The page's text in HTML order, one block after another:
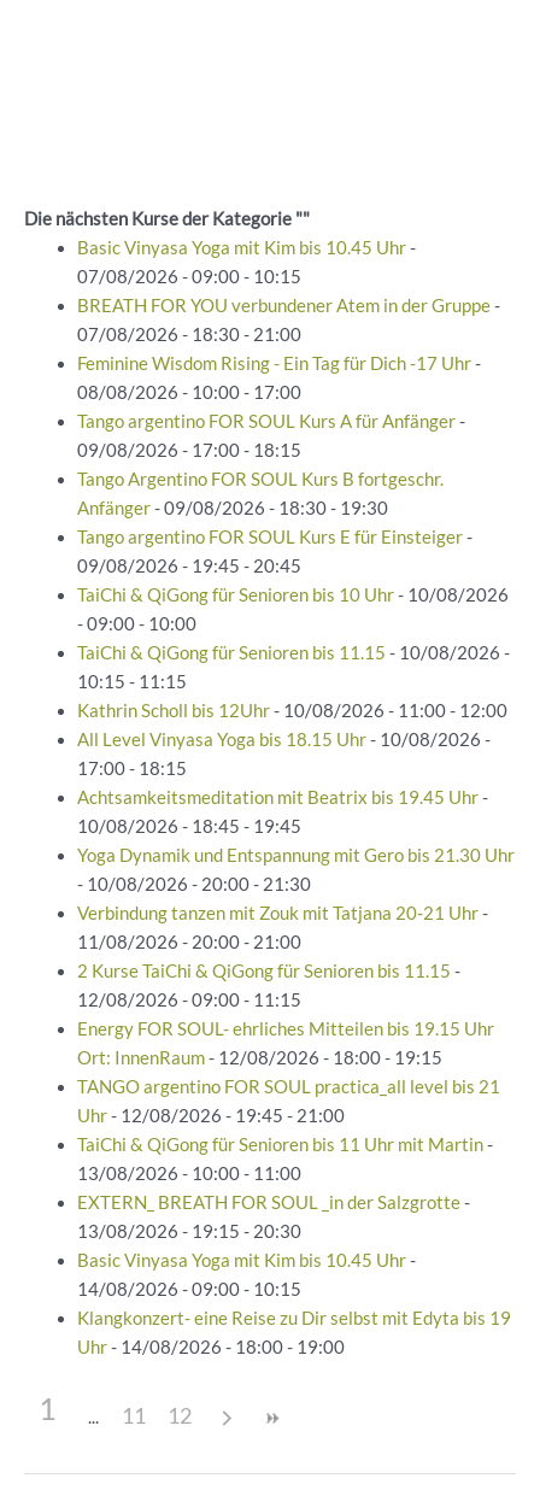
Die nächsten Kurse der Kategorie ""
Basic Vinyasa Yoga mit Kim bis 10.45 Uhr-
07/08/2026 - 09:00 - 10:15
BREATH FOR YOU verbundener Atem in der Gruppe-
07/08/2026 - 18:30 - 21:00
Feminine Wisdom Rising - Ein Tag für Dich -17 Uhr-
08/08/2026 - 10:00 - 17:00
Tango argentino FOR SOUL Kurs A für Anfänger-
09/08/2026 - 17:00 - 18:15
Tango Argentino FOR SOUL Kurs B fortgeschr.
Anfänger- 09/08/2026 - 18:30 - 19:30
Tango argentino FOR SOUL Kurs E für Einsteiger-
09/08/2026 - 19:45 - 20:45
TaiChi & QiGong für Senioren bis 10 Uhr- 10/08/2026
- 09:00 - 10:00
TaiChi & QiGong für Senioren bis 11.15 - 10/08/2026 -
10:15 - 11:15
Kathrin Scholl bis 12Uhr- 10/08/2026 - 11:00 - 12:00
All Level Vinyasa Yoga bis 18.15 Uhr- 10/08/2026 -
17:00 - 18:15
Achtsamkeitsmeditation mit Beatrix bis 19.45 Uhr-
10/08/2026 - 18:45 - 19:45
Yoga Dynamik und Entspannung mit Gero bis 21.30 Uhr
- 10/08/2026 - 20:00 - 21:30
Verbindung tanzen mit Zouk mit Tatjana 20-21 Uhr-
11/08/2026 - 20:00 - 21:00
2 Kurse TaiChi & QiGong für Senioren bis 11.15 -
12/08/2026 - 09:00 - 11:15
Energy FOR SOUL- ehrliches Mitteilen bis 19.15 Uhr
Ort: InnenRaum- 12/08/2026 - 18:00 - 19:15
TANGO argentino FOR SOUL practica_all level bis 21
Uhr- 12/08/2026 - 19:45 - 21:00
TaiChi & QiGong für Senioren bis 11 Uhr mit Martin-
13/08/2026 - 10:00 - 11:00
EXTERN_ BREATH FOR SOUL _in der Salzgrotte-
13/08/2026 - 19:15 - 20:30
Basic Vinyasa Yoga mit Kim bis 10.45 Uhr-
14/08/2026 - 09:00 - 10:15
Klangkonzert- eine Reise zu Dir selbst mit Edyta bis 19
Uhr- 14/08/2026 - 18:00 - 19:00
1 11 12